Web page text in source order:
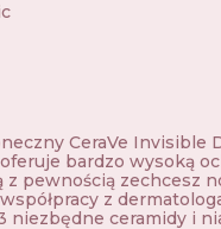
CeraVe Invisible
bardzo wysoką
z pewnością zechcesz
z
niezbędne ceramidy i